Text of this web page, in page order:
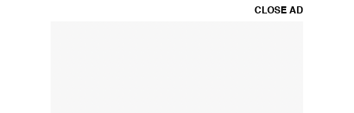
CLOSE AD